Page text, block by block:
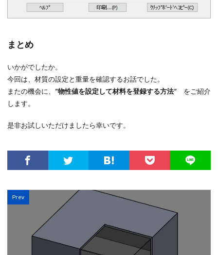
まとめ
いかがでしたか。
今回は、材質の設定と重量を確認するお話でした。
またの機会に、 ”物性値を設定して材料を登録する方法” をご紹介
します。
是非お試しいただけましたら幸いです。
Prev